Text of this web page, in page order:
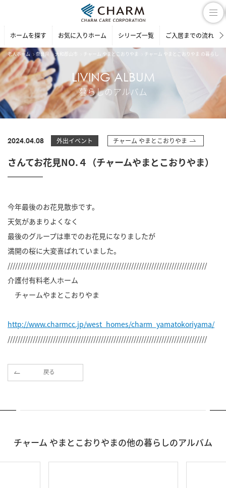
ホームを探す お気に入りホーム シリーズ一覧 ご入居までの流れ
老人ホーム 奈良県 大和郡山市 チャーム やまとこおりやま チャーム やまとこおりやま の暮らしの
LIVING ALBUM
暮らしのアルバム
2024.04.08 外出イベント チャーム やまとこおりやま
さんてお花見NO.４（チャームやまとこおりやま）
今年最後のお花見散歩です。
天気があまりよくなく
最後のグループは車でのお花見になりましたが
満開の桜に大変喜ばれていました。
///////////////////////////////////////////////////////////////////////////////
介護付有料老人ホーム
チャームやまとこおりやま
http://www.charmcc.jp/west_homes/charm_yamatokoriyama/
///////////////////////////////////////////////////////////////////////////////
戻る
チャーム やまとこおりやまの他の暮らしのアルバム